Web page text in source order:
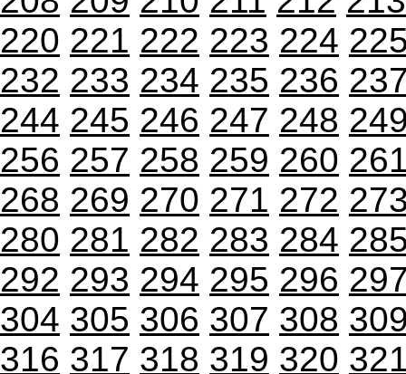
220 221 222 223 224
232 233 234 235 236
244 245 246 247 248
256 257 258 259 260
268 269 270 271 272
280 281 282 283 284
292 293 294 295 296
304 305 306 307 308
316 317 318 319 320